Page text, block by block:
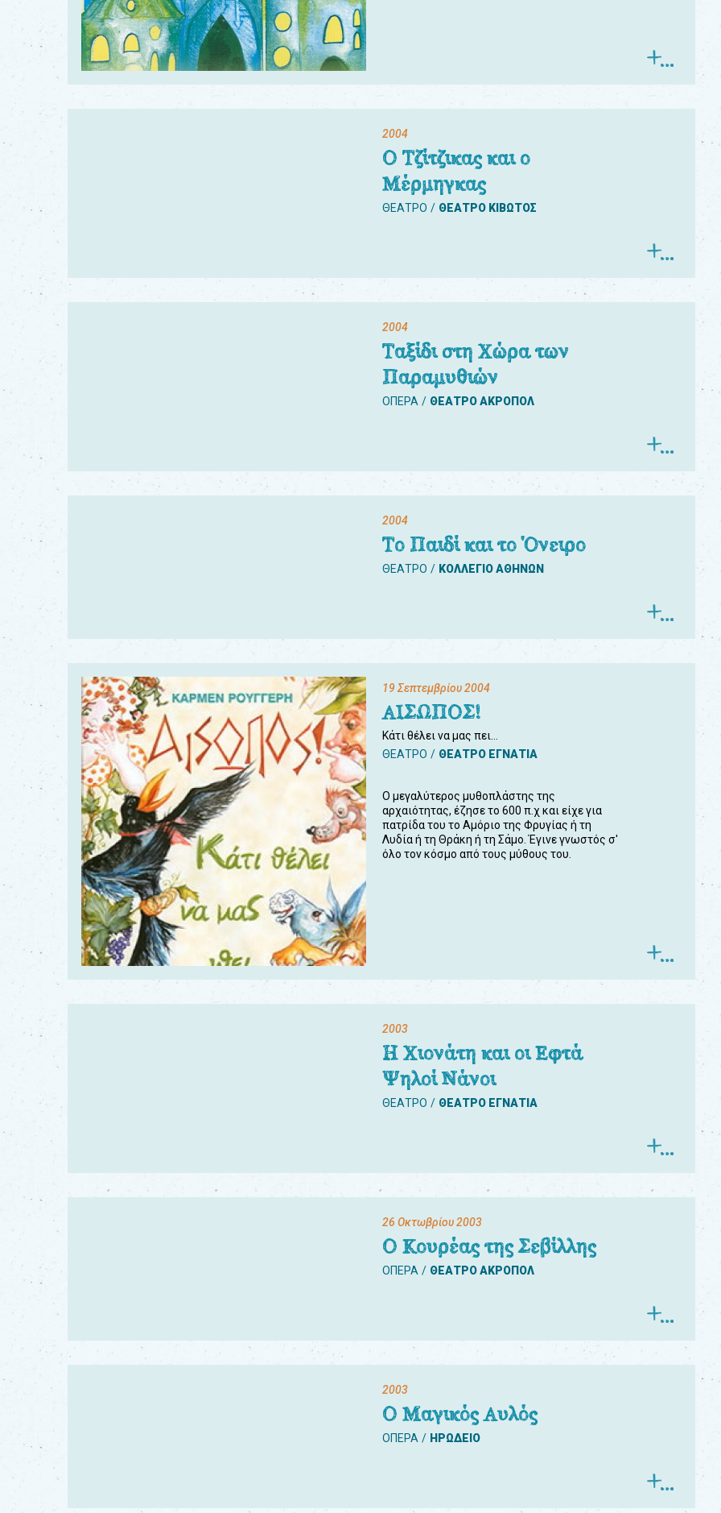
2004
Ο Τζίτζικας και ο
Μέρμηγκας
ΘΕΑΤΡΟ ΘΕΑΤΡΟ ΚΙΒΩΤΟΣ
2004
Ταξίδι στη Χώρα των
Παραμυθιών
ΟΠΕΡΑ ΘΕΑΤΡΟ ΑΚΡΟΠΟΛ
2004
Το Παιδί και το Όνειρο
ΘΕΑΤΡΟ ΚΟΛΛΕΓΙΟ ΑΘΗΝΩΝ
19 Σεπτεμβρίου 2004
ΑΙΣΩΠΟΣ!
Κάτι θέλει να μας πει…
ΘΕΑΤΡΟ
ΘΕΑΤΡΟ ΕΓΝΑΤΙΑ
Ο μεγαλύτερος μυθοπλάστης της
αρχαιότητας, έζησε το 600 π.χ και είχε για
πατρίδα του το Αμόριο της Φρυγίας ή τη
Λυδία ή τη Θράκη ή τη Σάμο. Έγινε γνωστός σ'
όλο τον κόσμο από τους μύθους του.
2003
Η Χιονάτη και οι Εφτά
Ψηλοί Νάνοι
ΘΕΑΤΡΟ ΘΕΑΤΡΟ ΕΓΝΑΤΙΑ
26 Οκτωβρίου 2003
Ο Κουρέας της Σεβίλλης
ΟΠΕΡΑ ΘΕΑΤΡΟ ΑΚΡΟΠΟΛ
2003
Ο Μαγικός Αυλός
ΟΠΕΡΑ ΗΡΩΔΕΙΟ